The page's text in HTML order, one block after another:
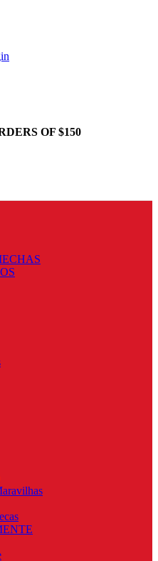
OF $150